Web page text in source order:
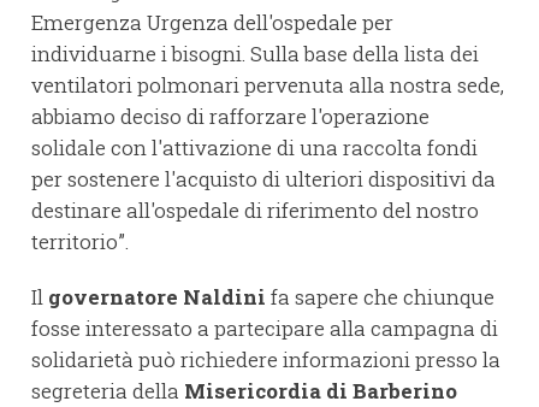
Emergenza Urgenza dell'ospedale per
individuarne i bisogni. Sulla base della lista dei
ventilatori polmonari pervenuta alla nostra sede,
abbiamo deciso di rafforzare l'operazione
solidale con l'attivazione di una raccolta fondi
per sostenere l'acquisto di ulteriori dispositivi da
destinare all'ospedale di riferimento del nostro
territorio”.
Il governatore Naldini fa sapere che chiunque
fosse interessato a partecipare alla campagna di
solidarietà può richiedere informazioni presso la
segreteria della Misericordia di Barberino